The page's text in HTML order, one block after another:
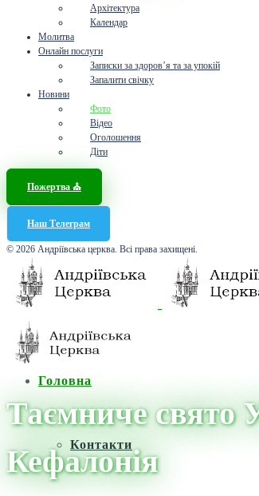
Архітектура
Календар
Молитва
Онлайн послуги
Записки за здоров’я та за упокій
Запалити свічку
Новини
Фото
Відео
Оголошення
Діти
Пожертва ⛪️
Наш Телеграм
© 2026 Андріївська церква. Всі права захищені.
Головна
Контакти
Таємниче свято
Кефалонія